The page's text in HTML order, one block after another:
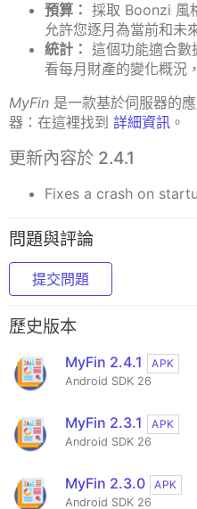
預算： 採取 Boonzi 風
允許您逐月為當前和未
統計： 這個功能適合數
看每月財產的變化概況
MyFin 是一款基於伺服器的
器：在這裡找到 詳細資訊 。
更新內容於 2.4.1
Fixes a crash on
問題與評論
提交問題
歷史版本
MyFin 2.4.1
APK
Android SDK 26
MyFin 2.3.1
APK
Android SDK 26
MyFin 2.3.0
APK
Android SDK 26